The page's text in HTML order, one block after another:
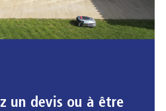
un devis ou à être